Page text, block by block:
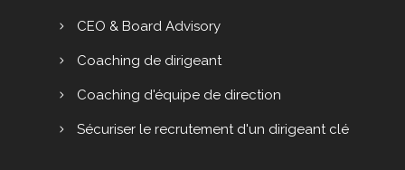
CEO & Board Advisory
Coaching de dirigeant
Coaching d'équipe de direction
Sécuriser le recrutement d'un dirigeant clé